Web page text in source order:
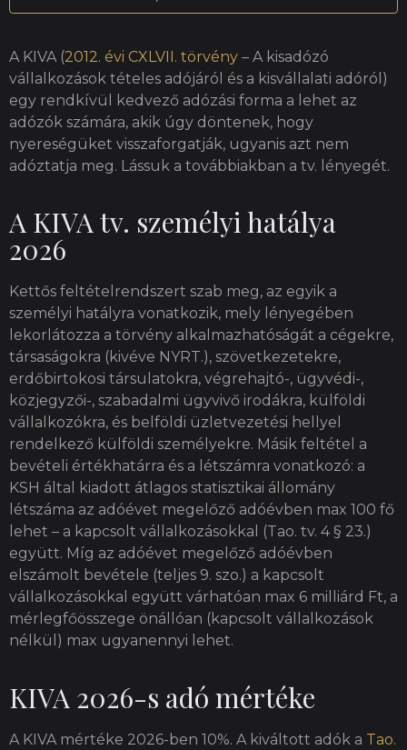
A KIVA (2012. évi CXLVII. törvény – A kisadózó
vállalkozások tételes adójáról és a kisvállalati adóról)
egy rendkívül kedvező adózási forma a lehet az
adózók számára, akik úgy döntenek, hogy
nyereségüket visszaforgatják, ugyanis azt nem
adóztatja meg. Lássuk a továbbiakban a tv. lényegét.
A KIVA tv. személyi hatálya
2026
Kettős feltételrendszert szab meg, az egyik a
személyi hatályra vonatkozik, mely lényegében
lekorlátozza a törvény alkalmazhatóságát a cégekre,
társaságokra (kivéve NYRT.), szövetkezetekre,
erdőbirtokosi társulatokra, végrehajtó-, ügyvédi-,
közjegyzői-, szabadalmi ügyvivő irodákra, külföldi
vállalkozókra, és belföldi üzletvezetési hellyel
rendelkező külföldi személyekre. Másik feltétel a
bevételi értékhatárra és a létszámra vonatkozó: a
KSH által kiadott átlagos statisztikai állomány
létszáma az adóévet megelőző adóévben max 100 fő
lehet – a kapcsolt vállalkozásokkal (Tao. tv. 4 § 23.)
együtt. Míg az adóévet megelőző adóévben
elszámolt bevétele (teljes 9. szo.) a kapcsolt
vállalkozásokkal együtt várhatóan max 6 milliárd Ft, a
mérlegfőösszege önállóan (kapcsolt vállalkozások
nélkül) max ugyanennyi lehet.
KIVA 2026-s adó mértéke
A KIVA mértéke 2026-ben 10%. A kiváltott adók a Tao.